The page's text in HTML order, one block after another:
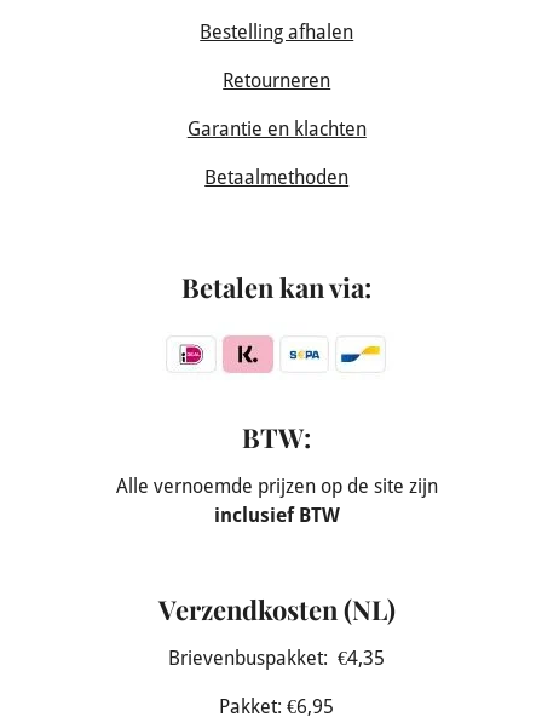
Bestelling afhalen
Retourneren
Garantie en klachten
Betaalmethoden
Betalen kan via:
BTW:
Alle vernoemde prijzen op de site zijn
inclusief BTW
Verzendkosten (NL)
Brievenbuspakket: €4,35
Pakket: €6,95